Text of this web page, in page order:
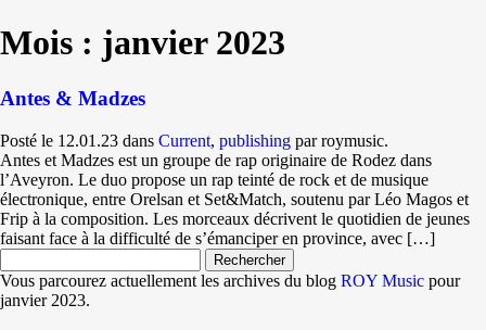
Mois : janvier 2023
Antes & Madzes
Posté le 12.01.23 dans Current, publishing par roymusic.
Antes et Madzes est un groupe de rap originaire de Rodez dans
l’Aveyron. Le duo propose un rap teinté de rock et de musique
électronique, entre Orelsan et Set&Match, soutenu par Léo Magos et
Frip à la composition. Les morceaux décrivent le quotidien de jeunes
faisant face à la difficulté de s’émanciper en province, avec […]
Vous parcourez actuellement les archives du blog ROY Music pour
janvier 2023.